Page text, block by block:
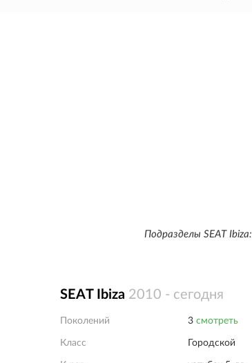
Подразделы SEAT Ibiza:
SEAT Ibiza 2010 - сегодня
Поколений 3 смотреть
Класс Городской